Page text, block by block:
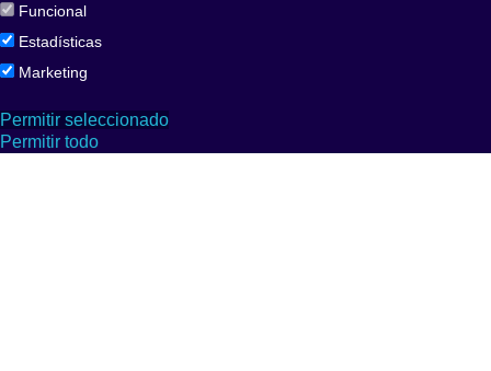
Funcional
Estadísticas
Marketing
Permitir seleccionado
Permitir todo